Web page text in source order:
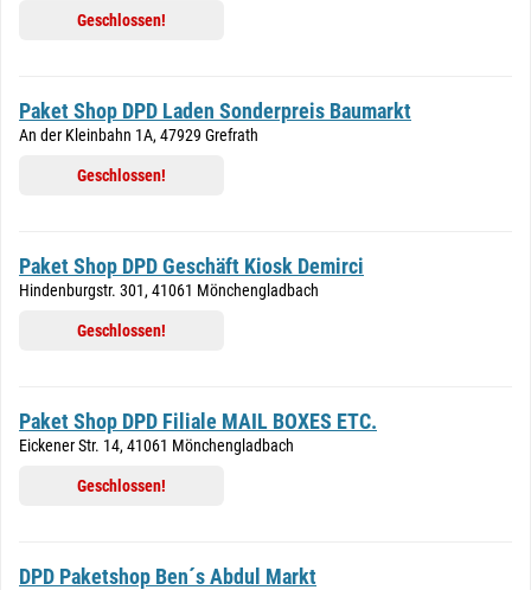
Geschlossen!
Paket Shop DPD Laden Sonderpreis Baumarkt
An der Kleinbahn 1A, 47929 Grefrath
Geschlossen!
Paket Shop DPD Geschäft Kiosk Demirci
Hindenburgstr. 301, 41061 Mönchengladbach
Geschlossen!
Paket Shop DPD Filiale MAIL BOXES ETC.
Eickener Str. 14, 41061 Mönchengladbach
Geschlossen!
DPD Paketshop Ben´s Abdul Markt